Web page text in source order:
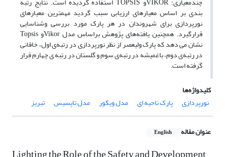
بندی بر اساس معیارهای ارزیابی سبب گردید مهمترین معیارهای
نورپردازی برای شهروندان در هر پارک مورد بررسی وشناسایی
قرارگیرد. همچنین یافته‌های پژوهش براساس مدل Vikorو Topsis
نشان می دهد که پارک ولیعصر از نظر نورپردازی در رتبه‌ی اول، خاقانی
در رتبه‌ی دوم، باغمیشه در رتبه‌ی سوم و گلستان در رتبه ی چهارم قرار
گرفته است.
کلیدواژه‌ها
نورپردازی
پارک ناحیه ای مدل ویکور مدل تاپسیس تبریز
عنوان مقاله English